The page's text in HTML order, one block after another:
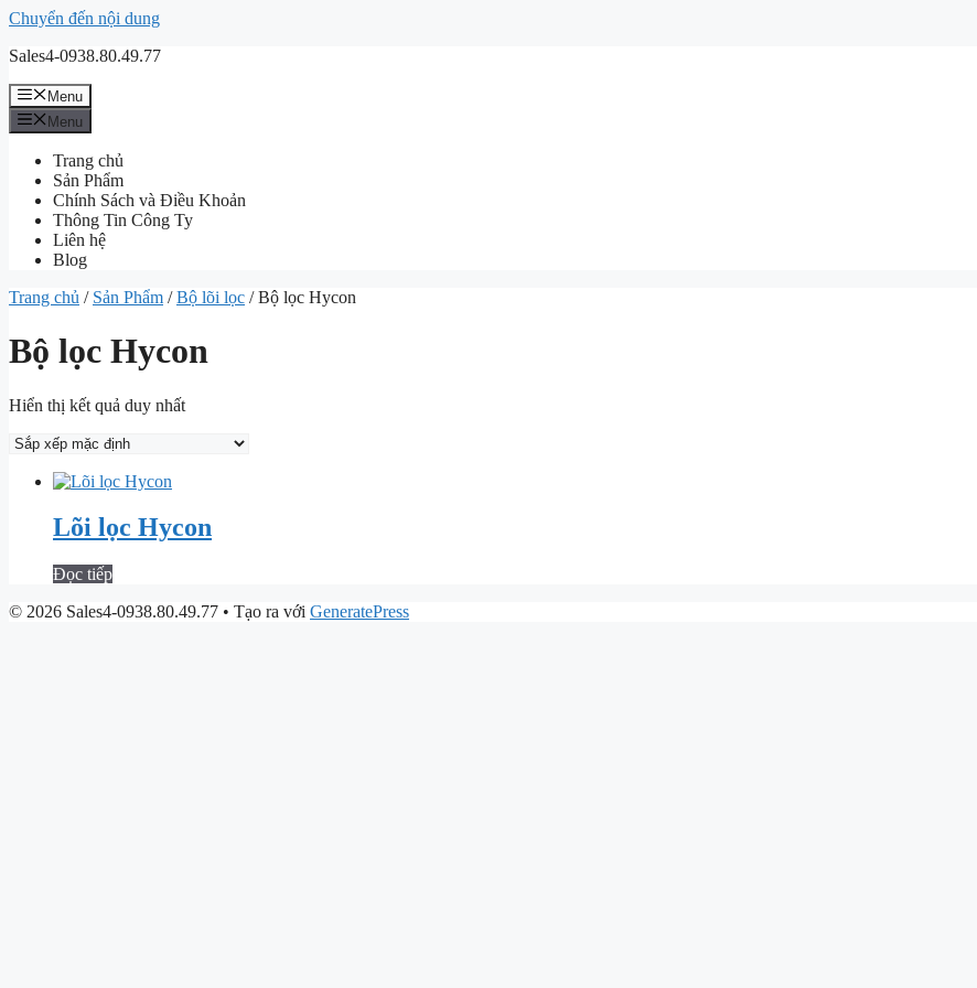
Chuyển đến nội dung
Sales4-0938.80.49.77
Menu
Menu
Trang chủ
Sản Phẩm
Chính Sách và Điều Khoản
Thông Tin Công Ty
Liên hệ
Blog
Trang chủ / Sản Phẩm /Bộ lõi lọc / Bộ lọc Hycon
Bộ lọc Hycon
Hiển thị kết quả duy nhất
Lõi lọc Hycon
Đọc tiếp
© 2026 Sales4-0938.80.49.77 • Tạo ra với GeneratePress